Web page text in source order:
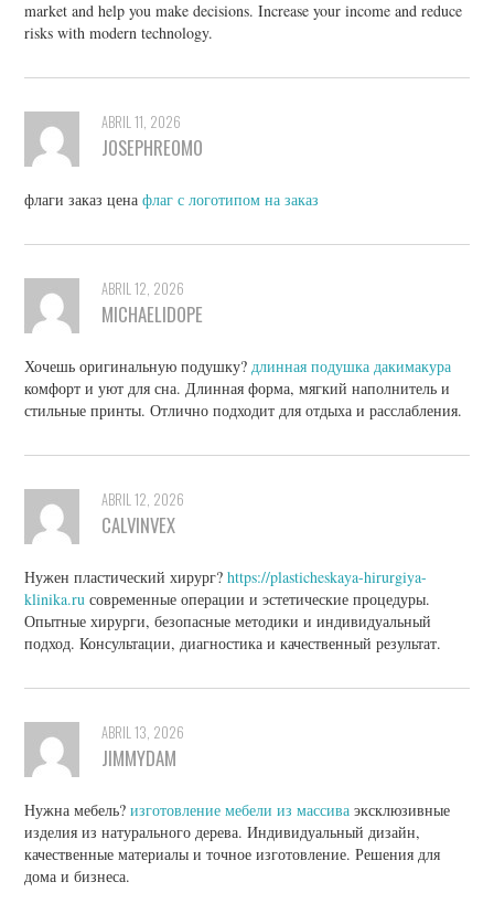
market and help you make decisions. Increase your income and reduce
risks with modern technology.
ABRIL 11, 2026
JOSEPHREOMO
флаги заказ ценафлаг с логотипом на заказ
ABRIL 12, 2026
MICHAELIDOPE
Хочешь оригинальную подушку?длинная подушка дакимакура
комфорт и уют для сна. Длинная форма, мягкий наполнитель и
стильные принты. Отлично подходит для отдыха и расслабления.
ABRIL 12, 2026
CALVINVEX
Нужен пластический хирург?https://plasticheskaya-hirurgiya-
klinika.ru современные операции и эстетические процедуры.
Опытные хирурги, безопасные методики и индивидуальный
подход. Консультации, диагностика и качественный результат.
ABRIL 13, 2026
JIMMYDAM
Нужна мебель?изготовление мебели из массива эксклюзивные
изделия из натурального дерева. Индивидуальный дизайн,
качественные материалы и точное изготовление. Решения для
дома и бизнеса.